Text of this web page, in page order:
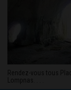
Rendez-vous tous
Lompnas. . . .